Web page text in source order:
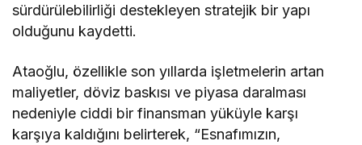
sürdürülebilirliği destekleyen stratejik bir yapı
olduğunu kaydetti.
Ataoğlu, özellikle son yıllarda işletmelerin artan
maliyetler, döviz baskısı ve piyasa daralması
nedeniyle ciddi bir finansman yüküyle karşı
karşıya kaldığını belirterek, “Esnafımızın,